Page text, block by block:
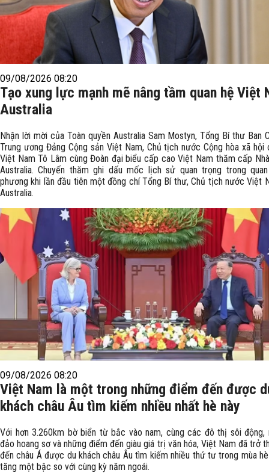
09/08/2026 08:20
Tạo xung lực mạnh mẽ nâng tầm quan hệ Việt
Australia
Nhận lời mời của Toàn quyền Australia Sam Mostyn, Tổng Bí thư Ban
Trung ương Đảng Cộng sản Việt Nam, Chủ tịch nước Cộng hòa xã hội
Việt Nam Tô Lâm cùng Đoàn đại biểu cấp cao Việt Nam thăm cấp
Australia. Chuyến thăm ghi dấu mốc lịch sử quan trọng trong
phương khi lần đầu tiên một đồng chí Tổng Bí thư, Chủ tịch nước Việt
Australia.
09/08/2026 08:20
Việt Nam là một trong những điểm đến được
khách châu Âu tìm kiếm nhiều nhất hè này
Với hơn 3.260km bờ biển từ bắc vào nam, cùng các đô thị sôi động,
đảo hoang sơ và những điểm đến giàu giá trị văn hóa, Việt Nam đã trở
đến châu Á được du khách châu Âu tìm kiếm nhiều thứ tư trong mùa
tăng một bậc so với cùng kỳ năm ngoái.